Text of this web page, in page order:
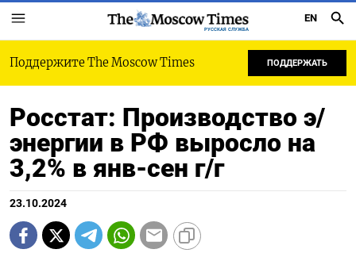
РУССКАЯ СЛУЖБА
EN
Поддержите The Moscow Times ПОДДЕРЖАТЬ
Росстат: Производство э/
энергии в РФ выросло на
3,2% в янв-сен г/г
23.10.2024